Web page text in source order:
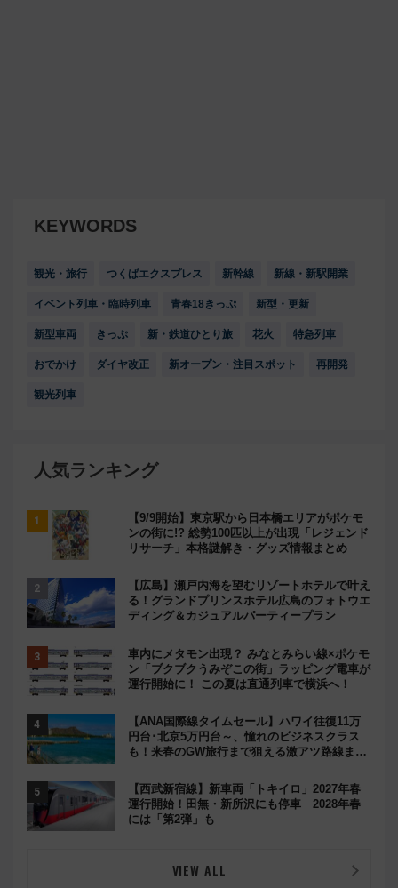
KEYWORDS
観光・旅行 つくばエクスプレス 新幹線 新線・新駅開業
イベント列車・臨時列車 青春18きっぷ 新型・更新
新型車両 きっぷ 新・鉄道ひとり旅 花火 特急列車
おでかけ ダイヤ改正 新オープン・注目スポット 再開発
観光列車
人気ランキング
【9/9開始】東京駅から日本橋エリアがポケモ
ンの街に!? 総勢100匹以上が出現「レジェンド
リサーチ」本格謎解き・グッズ情報まとめ
【広島】瀬戸内海を望むリゾートホテルで叶え
る！グランドプリンスホテル広島のフォトウエ
ディング＆カジュアルパーティープラン
車内にメタモン出現？ みなとみらい線×ポケモ
ン「ブクブクうみぞこの街」ラッピング電車が
運行開始に！ この夏は直通列車で横浜へ！
【ANA国際線タイムセール】ハワイ往復11万
円台･北京5万円台～、憧れのビジネスクラス
も！来春のGW旅行まで狙える激アツ路線まと
【西武新宿線】新車両「トキイロ」2027年春
運行開始！田無・新所沢にも停車 2028年春
には「第2弾」も
VIEW ALL